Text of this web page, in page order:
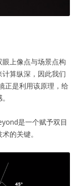
上像点与场景点构
算纵深，因此我们
正是利用该原理，给
是一个赋予双目
的关键。